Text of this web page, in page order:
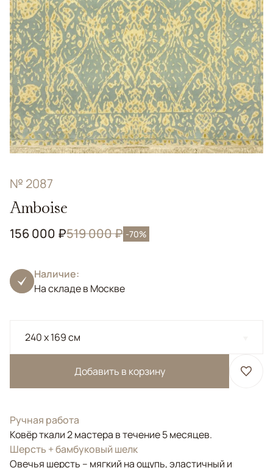
№ 2087
Amboise
156 000 ₽519 000 ₽ -70%
Наличие:
На складе в Москве
240 x 169 см
Добавить в корзину
Ручная работа
Ковёр ткали 2 мастера в течение 5 месяцев.
Шерсть + бамбуковый шелк
Овечья шерсть – мягкий на ощупь, эластичный и